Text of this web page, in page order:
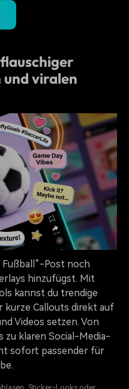
und viralen
Fußball“-Post noch
hinzufügst. Mit
kannst du trendige
kurze Callouts direkt auf
Videos setzen. Von
zu klaren Social-Media-
sofort passender für